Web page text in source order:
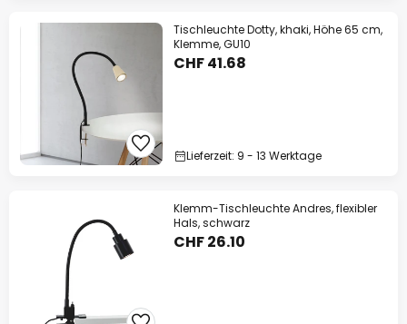
Tischleuchte Dotty, khaki, Höhe 65 cm,
Klemme, GU10
CHF 41.68
Lieferzeit: 9 - 13 Werktage
Klemm-Tischleuchte Andres, flexibler
Hals, schwarz
CHF 26.10